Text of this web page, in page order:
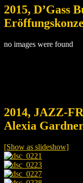
2015, D’Gass
no images were found
2014, JAZZ-
Alexia
[Show as slideshow]